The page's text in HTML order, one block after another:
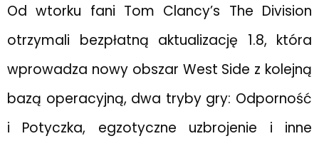
Od wtorku fani Tom Clancy’s The Division
otrzymali bezpłatną aktualizację 1.8, która
wprowadza nowy obszar West Side z kolejną
bazą operacyjną, dwa tryby gry: Odporność
i Potyczka, egzotyczne uzbrojenie i inne